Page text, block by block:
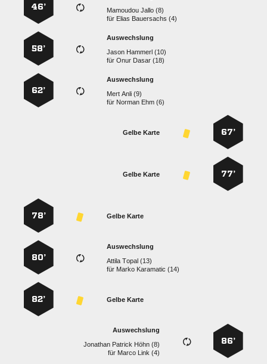
  
für   
46’
Auswechslung
  
für  
58’
Auswechslung
  
für   
62’
67’
Gelbe Karte
77’
Gelbe Karte
Gelbe Karte
78’
Auswechslung
  
für   
80’
Gelbe Karte
82’
86’
Auswechslung
   
für   